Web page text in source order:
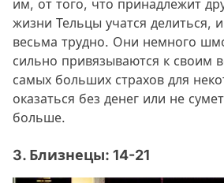
им, от того, что принадлежит
жизни Тельцы учатся делиться,
весьма трудно. Они немного
сильно привязываются к своим
самых больших страхов для
оказаться без денег или не
больше.
3. Близнецы: 14-21